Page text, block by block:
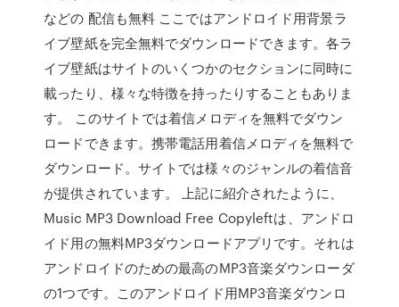
などの 配信も無料 ここではアンドロイド用背景ラ
イブ壁紙を完全無料でダウンロードできます。各ラ
イブ壁紙はサイトのいくつかのセクションに同時に
載ったり、様々な特徴を持ったりすることもありま
す。 このサイトでは着信メロディを無料でダウン
ロードできます。携帯電話用着信メロディを無料で
ダウンロード。サイトでは様々のジャンルの着信音
が提供されています。 上記に紹介されたように、
Music MP3 Download Free Copyleftは、アンドロ
イド用の無料MP3ダウンロードアプリです。それは
アンドロイドのための最高のMP3音楽ダウンローダ
の1つです。このアンドロイド用MP3音楽ダウンロ